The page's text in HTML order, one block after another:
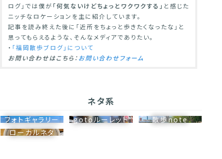
ログ」では僕が「何気ないけどちょっとワクワクする」 と感じた
ニッチなロケーションを主に紹介しています。
記事を読み終えた後に「近所をちょっと歩きたくなったな」と
思ってもらえるような、そんなメディアでありたい。
・ 「福岡散歩ブログ」について
お問い合わせはこちら：お問い合わせフォーム
ネタ系
フォトギャラリー gotoルーレット
散歩note
ローカルネタ